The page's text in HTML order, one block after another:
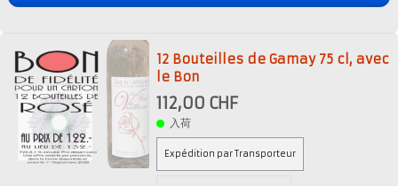
12 Bouteilles de Gamay 75 cl, avec
le Bon
112,00 CHF
入荷
Expédition par Transporteur